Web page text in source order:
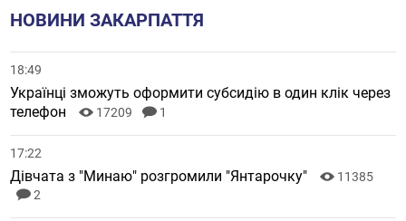
НОВИНИ ЗАКАРПАТТЯ
18:49
Українці зможуть оформити субсидію в один клік через
телефон
17209 1
17:22
Дівчата з "Минаю" розгромили "Янтарочку"
11385
2